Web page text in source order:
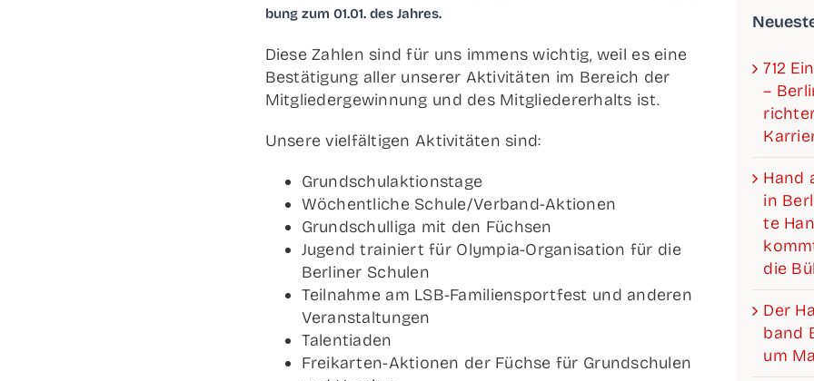
bung zum 01.01. des Jahres.
Die­se Zah­len sind für uns immens wich­tig, weil es eine
Bestä­ti­gung aller unse­rer Akti­vi­tä­ten im Bereich der
Mit­glie­der­ge­win­nung und des Mit­glie­der­erhalts ist.
Unse­re viel­fäl­ti­gen Akti­vi­tä­ten sind:
Grund­schul­ak­ti­ons­ta­ge
Wöchent­li­che Schu­­le/­­Ver­­­band-Aktio­­nen
Grund­schul­li­ga mit den Füchsen
Jugend trai­niert für Olym­­pia-Orga­­ni­­sa­­ti­on für die
Ber­li­ner Schulen
Teil­nah­me am LSB-Fami­­li­en­s­por­t­­fest und ande­ren
Veranstaltungen
Talen­tia­den
Frei­­kar­­ten-Aktio­­nen der Füch­se für Grund­schu­len
712
–
Hand
in
te
die
Der
band
um